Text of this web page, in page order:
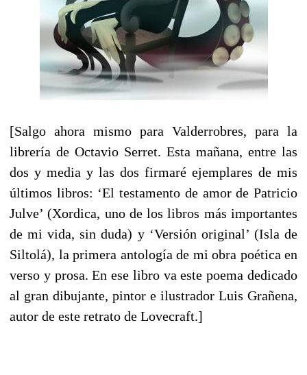
[Salgo ahora mismo para Valderrobres, para la
librería de Octavio Serret. Esta mañana, entre las
dos y media y las dos firmaré ejemplares de mis
últimos libros: ‘El testamento de amor de Patricio
Julve’ (Xordica, uno de los libros más importantes
de mi vida, sin duda) y ‘Versión original’ (Isla de
Siltolá), la primera antología de mi obra poética en
verso y prosa. En ese libro va este poema dedicado
al gran dibujante, pintor e ilustrador Luis Grañena,
autor de este retrato de Lovecraft.]